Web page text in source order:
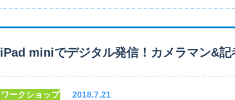
iPad miniでデジタル発信！カメラマン&記
ワークショップ 2018.7.21